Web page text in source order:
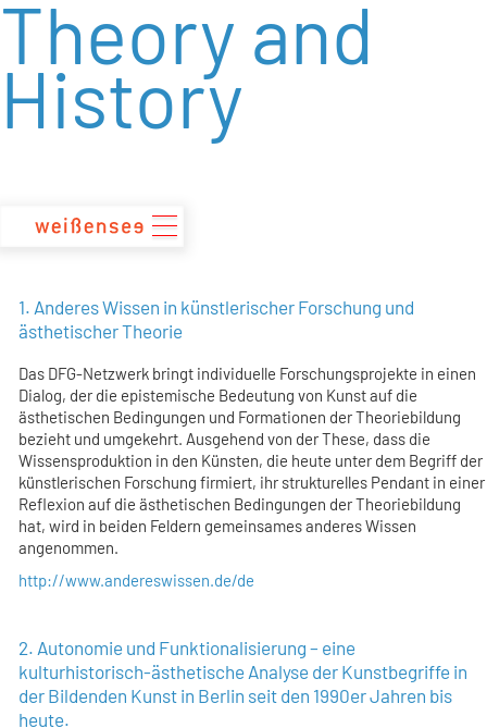
zum
Theory and
History
1. Anderes Wissen in künstlerischer Forschung und
ästhetischer Theorie
Das DFG-Netzwerk bringt individuelle Forschungsprojekte in einen
Dialog, der die epistemische Bedeutung von Kunst auf die
ästhetischen Bedingungen und Formationen der Theoriebildung
bezieht und umgekehrt. Ausgehend von der These, dass die
Wissensproduktion in den Künsten, die heute unter dem Begriff der
künstlerischen Forschung firmiert, ihr strukturelles Pendant in einer
Reflexion auf die ästhetischen Bedingungen der Theoriebildung
hat, wird in beiden Feldern gemeinsames anderes Wissen
angenommen.
http://www.andereswissen.de/de
2. Autonomie und Funktionalisierung – eine
kulturhistorisch-ästhetische Analyse der Kunstbegriffe in
der Bildenden Kunst in Berlin seit den 1990er Jahren bis
heute.